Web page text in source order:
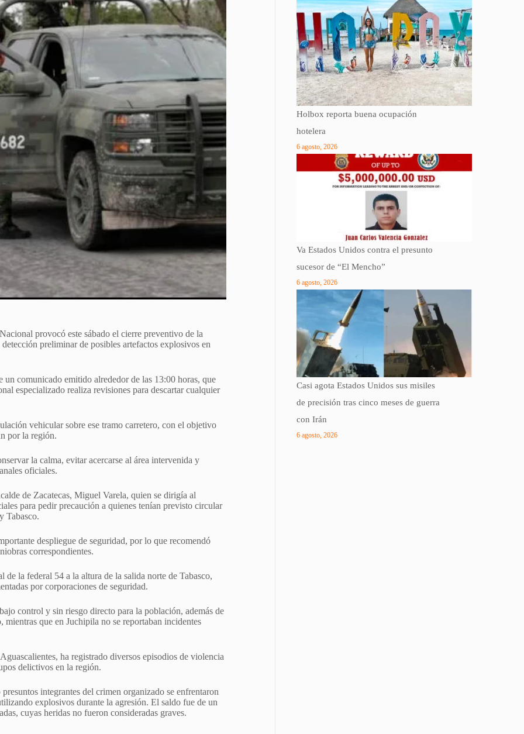
provocó este sábado el cierre preventivo de la
preliminar de posibles artefactos explosivos en
comunicado emitido alrededor de las 13:00 horas, que
especializado realiza revisiones para descartar cualquier
vehicular sobre ese tramo carretero, con el objetivo
por la región.
la calma, evitar acercarse al área intervenida y
oficiales.
de Zacatecas, Miguel Varela, quien se dirigía al
para pedir precaución a quienes tenían previsto circular
Tabasco.
despliegue de seguridad, por lo que recomendó
correspondientes.
la federal 54 a la altura de la salida norte de Tabasco,
por corporaciones de seguridad.
control y sin riesgo directo para la población, además de
que en Juchipila no se reportaban incidentes
ha registrado diversos episodios de violencia
delictivos en la región.
integrantes del crimen organizado se enfrentaron
explosivos durante la agresión. El saldo fue de un
cuyas heridas no fueron consideradas graves.
Holbox reporta buena ocupación
hotelera
6 agosto, 2026
Va Estados Unidos contra el presunto
sucesor de “El Mencho”
6 agosto, 2026
Casi agota Estados Unidos sus misiles
de precisión tras cinco meses de guerra
con Irán
6 agosto, 2026